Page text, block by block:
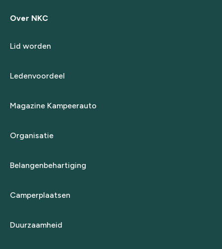
Over NKC
Lid worden
Ledenvoordeel
Magazine Kampeerauto
Organisatie
Belangenbehartiging
Camperplaatsen
Duurzaamheid